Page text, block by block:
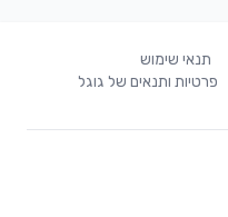
תנאי שימוש
פרטיות ותנאים של גוגל